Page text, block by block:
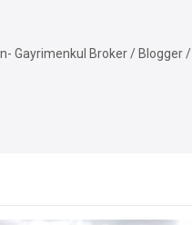
Gayrimenkul Broker / Blogger /